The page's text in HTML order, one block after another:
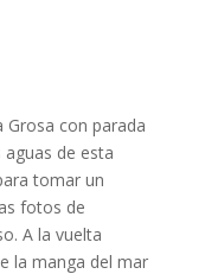
Grosa con parada
de esta
tomar un
fotos de
A la vuelta
la manga del mar